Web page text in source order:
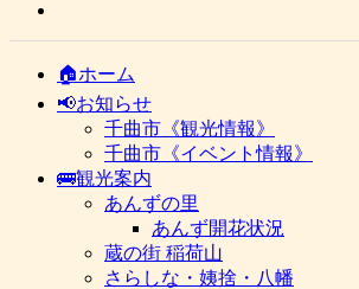
🏠ホーム
📢お知らせ
千曲市《観光情報》
千曲市《イベント情報》
🚌観光案内
あんずの里
あんず開花状況
蔵の街 稲荷山
さらしな・姨捨・八幡